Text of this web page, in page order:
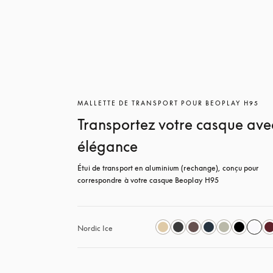
MALLETTE DE TRANSPORT POUR BEOPLAY H95
Transportez votre casque
élégance
Étui de transport en aluminium (rechange), conçu pour
correspondre à votre casque Beoplay H95
Nordic Ice